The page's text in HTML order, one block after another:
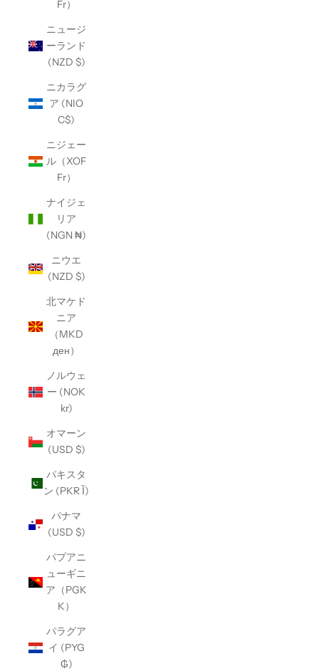
Fr）
ニュージ
ーランド
(NZD $)
ニカラグ
ア (NIO
C$)
ニジェー
ル（XOF
Fr）
ナイジェ
リア
(NGN ₦)
ニウエ
(NZD $)
北マケド
ニア
（MKD
ден）
ノルウェ
ー (NOK
kr)
オマーン
(USD $)
パキスタ
ン (PKR Ȉ)
パナマ
(USD $)
パプアニ
ューギニ
ア（PGK
K）
パラグア
イ (PYG
₲)